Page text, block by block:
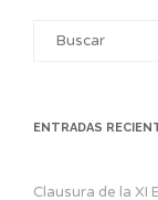
Search
ENTRADAS
Clausura de la XI